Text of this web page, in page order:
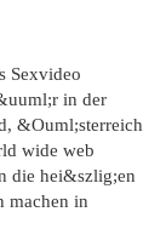
Sexvideo
in der
&Ouml;sterreich
wide web
die hei&szlig;en
machen in